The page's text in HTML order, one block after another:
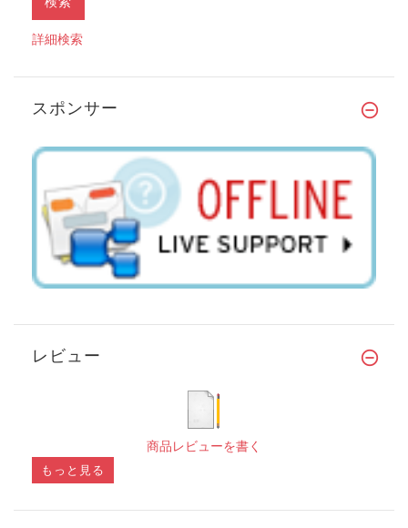
詳細検索
スポンサー
レビュー
商品レビューを書く
もっと見る